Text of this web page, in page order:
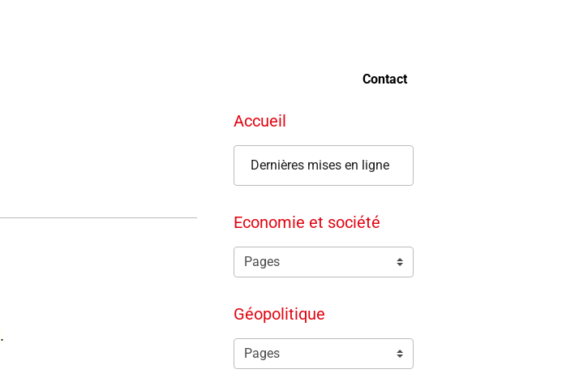
Contact
.
Accueil
Dernières mises en ligne
Economie et société
Géopolitique